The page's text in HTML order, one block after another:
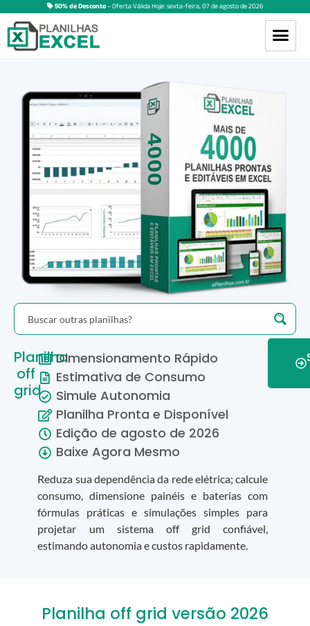
50% de Desconto– Oferta Válida Hoje:sexta-feira,07deagostode2026
Planilha
off
grid
Dimensionamento Rápido
Estimativa de Consumo
Simule Autonomia
Planilha Pronta e Disponível
Edição de agosto de 2026
Baixe Agora Mesmo
Reduza sua dependência da rede elétrica; calcule
consumo, dimensione painéis e baterias com
fórmulas práticas e simulações simples para
projetar um sistema off grid confiável,
estimando autonomia e custos rapidamente.
Planilha off grid versão 2026